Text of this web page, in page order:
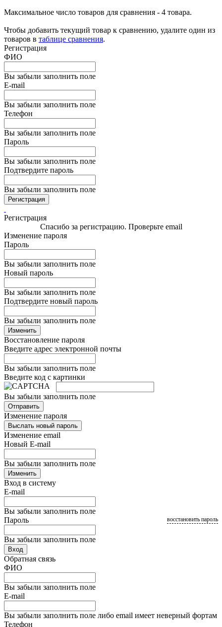
Максимальное число товаров для сравнения - 4 товара.
Чтобы добавить текущий товар к сравнению, удалите один из
товаров в таблице сравнения.
Регистрация
ФИО
Вы забыли заполнить поле
E-mail
Вы забыли заполнить поле
Телефон
Вы забыли заполнить поле
Пароль
Вы забыли заполнить поле
Подтвердите пароль
Вы забыли заполнить поле
Регистрация
Регистрация
Спасибо за регистрацию. Проверьте email
Изменение пароля
Пароль
Вы забыли заполнить поле
Новый пароль
Вы забыли заполнить поле
Подтвердите новый пароль
Вы забыли заполнить поле
Изменить
Восстановление пароля
Введите адрес электронной почты
Вы забыли заполнить поле
Введите код с картинки
Вы забыли заполнить поле
Отправить
Изменение пароля
Выслать новый пароль
Изменение email
Новый E-mail
Вы забыли заполнить поле
Изменить
Вход в систему
E-mail
Вы забыли заполнить поле
Пароль
Вы забыли заполнить поле
восстановить пароль
Вход
Обратная связь
ФИО
Вы забыли заполнить поле
E-mail
Вы забыли заполнить поле либо email имеет неверный фортам
Телефон